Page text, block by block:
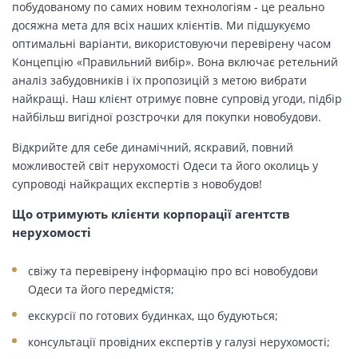
побудованому по самих новим технологіям - це реально
досяжна мета для всіх наших клієнтів. Ми підшукуємо
оптимальні варіанти, використовуючи перевірену часом
Концепцію «Правильний вибір». Вона включає ретельний
аналіз забудовників і їх пропозицій з метою вибрати
найкращі. Наш клієнт отримує повне супровід угоди, підбір
найбільш вигідної розстрочки для покупки новобудови.
Відкрийте для себе динамічний, яскравий, повний
можливостей світ нерухомості Одеси та його околиць у
супроводі найкращих експертів з новобудов!
Що отримують клієнти корпорації агентств
нерухомості
свіжу та перевірену інформацію про всі новобудови
Одеси та його передмістя;
екскурсії по готових будинках, що будуються;
консультації провідних експертів у галузі нерухомості;